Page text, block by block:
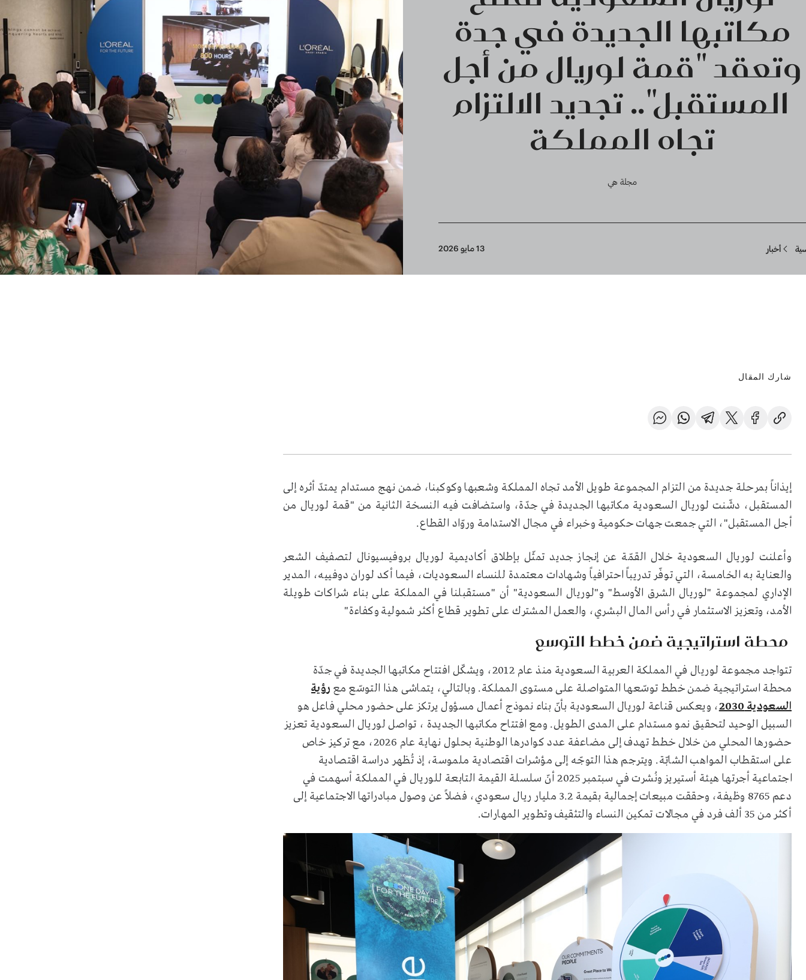
مكاتبها الجديدة في جدة
وتعقد "قمة لوريال من أجل
المستقبل".. تجديد الالتزام
تجاه المملكة
مجلة هي
أخبار 13 مايو 2026
شارك المقال
إيذاناً بمرحلة جديدة من التزام المجموعة طويل الأمد تجاه المملكة وشعبها وكوكبنا، ضمن نهج مستدام يمتدّ أثره إلى
المستقبل، دشّنت لوريال السعودية مكاتبها الجديدة في جدّة، واستضافت فيه النسخة الثانية من "قمة لوريال من
أجل المستقبل"، التي جمعت جهات حكومية وخبراء في مجال الاستدامة وروّاد القطاع.
وأعلنت لوريال السعودية خلال القمّة عن إنجاز جديد تمثّل بإطلاق أكاديمية لوريال بروفيسيونال لتصفيف الشعر
والعناية به الخامسة، التي توفّر تدريباً احترافياً وشهادات معتمدة للنساء السعوديات، فيما أكد لوران دوفييه، المدير
الإداري لمجموعة "لوريال الشرق الأوسط" و"لوريال السعودية" أن "مستقبلنا في المملكة على بناء شراكات طويلة
الأمد، وتعزيز الاستثمار في رأس المال البشري، والعمل المشترك على تطوير قطاع أكثر شمولية وكفاءة"
محطة استراتيجية ضمن خطط التوسع
تتواجد مجموعة لوريال في المملكة العربية السعودية منذ عام 2012، ويشكّل افتتاح مكاتبها الجديدة في جدّة
محطة استراتيجية ضمن خطط توسّعها المتواصلة على مستوى المملكة. وبالتالي، يتماشى هذا التوسّع مع رؤية
السعودية 2030
، ويعكس قناعة لوريال السعودية بأنّ بناء نموذج أعمال مسؤول يرتكز على حضور محلي فاعل هو
السبيل الوحيد لتحقيق نمو مستدام على المدى الطويل. ومع افتتاح مكاتبها الجديدة ، تواصل لوريال السعودية تعزيز
حضورها المحلي من خلال خطط تهدف إلى مضاعفة عدد كوادرها الوطنية بحلول نهاية عام 2026، مع تركيز خاص
على استقطاب المواهب الشابّة. ويترجم هذا التوجّه إلى مؤشرات اقتصادية ملموسة، إذ تُظهر دراسة اقتصادية
اجتماعية أجرتها هيئة أستيريز ونُشرت في سبتمبر 2025 أنّ سلسلة القيمة التابعة للوريال في المملكة أسهمت في
دعم 8765 وظيفة، وحققت مبيعات إجمالية بقيمة 3.2 مليار ريال سعودي، فضلاً عن وصول مبادراتها الاجتماعية إلى
أكثر من 35 ألف فرد في مجالات تمكين النساء والتثقيف وتطوير المهارات.